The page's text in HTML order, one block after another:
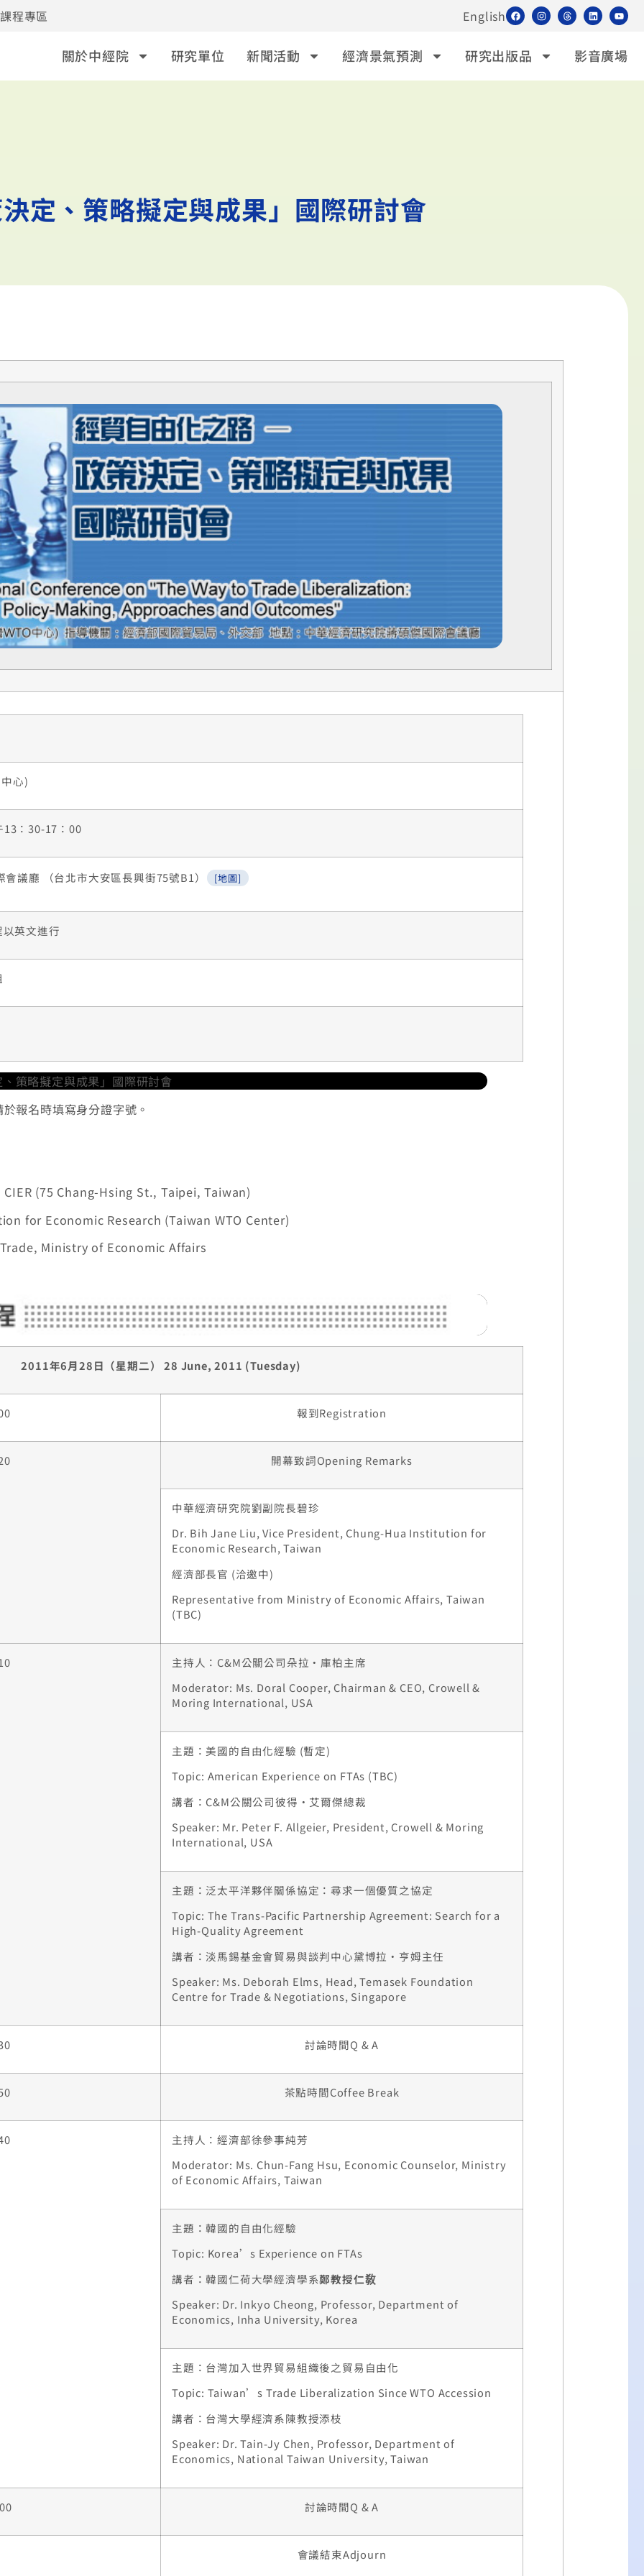
程專區 English
關於中經院 研究單位 新聞活動 經濟景氣預測 研究出版品 影音廣場
定、策略擬定與成果」國際研討會
心)
：30-17：00
議廳 （台北市大安區長興街75號B1） [地圖]
英文進行
報名時填寫身分證字號。
(75 Chang-Hsing St., Taipei, Taiwan)
for Economic Research (Taiwan WTO Center)
Ministry of Economic Affairs
2011年6月28日（星期二） 28 June, 2011 (Tuesday)
報到Registration
開幕致詞Opening Remarks
中華經濟研究院劉副院長碧珍
Dr. Bih Jane Liu, Vice President, Chung-Hua Institution for
Economic Research, Taiwan
經濟部長官 (洽邀中)
Representative from Ministry of Economic Affairs, Taiwan
(TBC)
主持人：C&M公關公司朵拉·庫柏主席
Moderator: Ms. Doral Cooper, Chairman & CEO, Crowell &
Moring International, USA
主題：美國的自由化經驗 (暫定)
Topic: American Experience on FTAs (TBC)
講者：C&M公關公司彼得·艾爾傑總裁
Speaker: Mr. Peter F. Allgeier, President, Crowell & Moring
International, USA
主題：泛太平洋夥伴關係協定：尋求一個優質之協定
Topic: The Trans-Pacific Partnership Agreement: Search for a
High-Quality Agreement
講者：淡馬錫基金會貿易與談判中心黛博拉·亨姆主任
Speaker: Ms. Deborah Elms, Head, Temasek Foundation
Centre for Trade & Negotiations, Singapore
討論時間Q & A
茶點時間Coffee Break
主持人：經濟部徐參事純芳
Moderator: Ms. Chun-Fang Hsu, Economic Counselor, Ministry
of Economic Affairs, Taiwan
主題：韓國的自由化經驗
Topic: Korea’s Experience on FTAs
講者：韓國仁荷大學經濟學系鄭教授仁敎
Speaker: Dr. Inkyo Cheong, Professor, Department of
Economics, Inha University, Korea
主題：台灣加入世界貿易組織後之貿易自由化
Topic: Taiwan’s Trade Liberalization Since WTO Accession
講者：台灣大學經濟系陳教授添枝
Speaker: Dr. Tain-Jy Chen, Professor, Department of
Economics, National Taiwan University, Taiwan
討論時間Q & A
會議結束Adjourn